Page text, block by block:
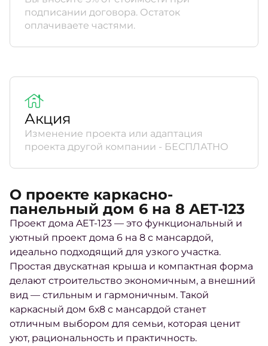
подписании договора. Остаток
оплачиваете частями.
Акция
Изменение проекта или адаптация
проекта другой компании - БЕСПЛАТНО
О проекте каркасно-
панельный дом 6 на 8 AET-123
Проект дома AET-123 — это функциональный и
уютный проект дома 6 на 8 с мансардой,
идеально подходящий для узкого участка.
Простая двускатная крыша и компактная форма
делают строительство экономичным, а внешний
вид — стильным и гармоничным. Такой
каркасный дом 6х8 с мансардой станет
отличным выбором для семьи, которая ценит
уют, рациональность и практичность.